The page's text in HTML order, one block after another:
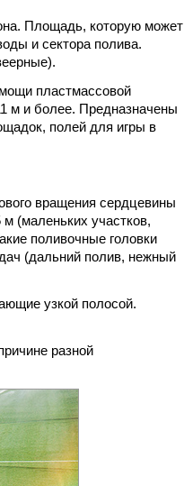
Площадь, которую может
и сектора полива.
пластмассовой
м и более. Предназначены
полей для игры в
вращения сердцевины
(маленьких участков,
поливочные головки
(дальний полив, нежный
узкой полосой.
разной